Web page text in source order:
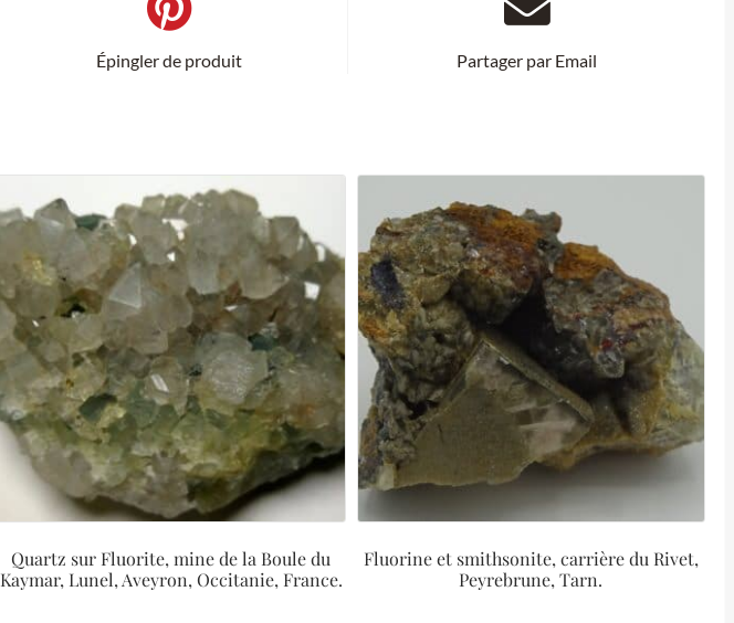
Épingler de produit Partager par Email
Quartz sur Fluorite, mine de la Boule du
Kaymar, Lunel, Aveyron, Occitanie, France.
Fluorine et smithsonite, carrière du Rivet,
Peyrebrune, Tarn.